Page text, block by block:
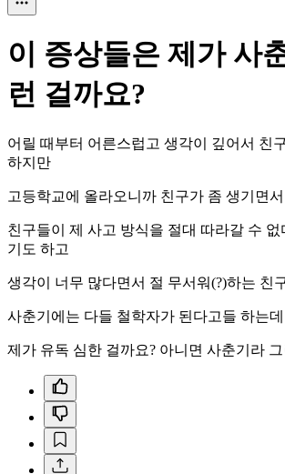
이 증상들은 제가 사
런 걸까요?
어릴 때부터 어른스럽고 생각이 깊어서 친
하지만
고등학교에 올라오니까 친구가 좀 생기면서
친구들이 제 사고 방식을 절대 따라갈 수 없
기도 하고
생각이 너무 많다면서 절 무서워(?)하는 친
사춘기에는 다들 철학자가 된다고들 하는데
제가 유독 심한 걸까요? 아니면 사춘기라